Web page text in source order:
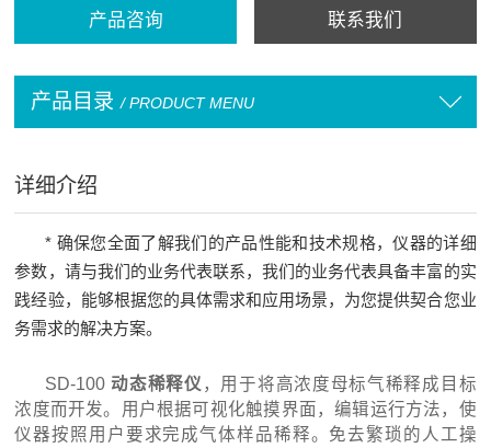
产品咨询 联系我们
产品目录 / PRODUCT MENU
详细介绍
* 确保您全面了解我们的产品性能和技术规格，仪器的详细
参数，请与我们的业务代表联系，我们的业务代表具备丰富的实
践经验，能够根据您的具体需求和应用场景，为您提供契合您业
务需求的解决方案。
SD-100 动态稀释仪 ，用于将高浓度母标气稀释成目标
浓度而开发。用户根据可视化触摸界面，编辑运行方法，使
仪器按照用户要求完成气体样品稀释。免去繁琐的人工操